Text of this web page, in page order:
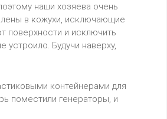
наши хозяева очень
в кожухи, исключающие
поверхности и исключить
Будучи наверху,
контейнерами для
поместили генераторы, и